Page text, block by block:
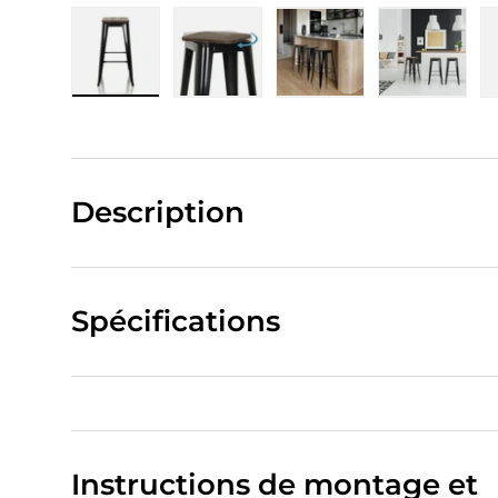
Description
Spécifications
Instructions de montage et